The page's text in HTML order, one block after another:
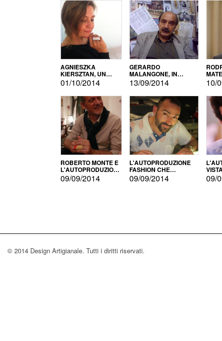
AGNIESZKA
KIERSZTAN, UN
MODELLO DI
AUTOPRODUZIONE
01/10/2014
GERARDO
MALANGONE, IN
GIURIA PER IL
CONCORSO
LETTERARIO
13/09/2014 10/
ROBERTO MONTE E
L'AUTOPRODUZIONE
CON IL CENSIMENTO
09/09/2014
L'AUTOPRODUZIONE
FASHION CHE
CONQUISTA GLI USA
09/09/2014 09/
© 2014 Design Artigianale. Tutti i diritti riservati.